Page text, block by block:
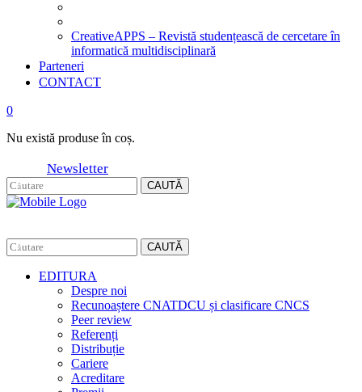
CreativeAPPS – Revistă studențească de cercetare în
informatică multidisciplinară
Parteneri
CONTACT
0
Nu există produse în coș.
Newsletter
CAUTĂ
CAUTĂ
EDITURA
Despre noi
Recunoaștere CNATDCU și clasificare CNCS
Peer review
Referenți
Distribuție
Cariere
Acreditare